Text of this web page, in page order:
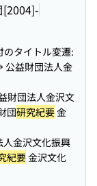
[2004]-
のタイトル変遷:
公益財団法人金
財団法人金沢文
団研究紀要金
金沢文化振興
紀要金沢文化